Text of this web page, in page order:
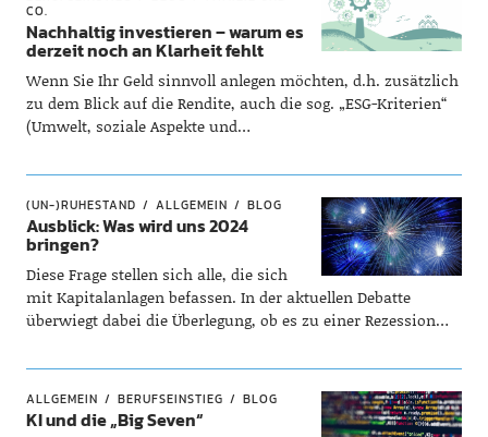
CO.
Nachhaltig investieren – warum es
derzeit noch an Klarheit fehlt
Wenn Sie Ihr Geld sinnvoll anlegen möchten, d.h. zusätzlich
zu dem Blick auf die Rendite, auch die sog. „ESG-Kriterien“
(Umwelt, soziale Aspekte und…
(UN-)RUHESTAND ALLGEMEIN BLOG
Ausblick: Was wird uns 2024
bringen?
Diese Frage stellen sich alle, die sich
mit Kapitalanlagen befassen. In der aktuellen Debatte
überwiegt dabei die Überlegung, ob es zu einer Rezession…
ALLGEMEIN BERUFSEINSTIEG BLOG
KI und die „Big Seven“